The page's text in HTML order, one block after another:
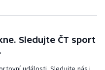
Sledujte ČT sport